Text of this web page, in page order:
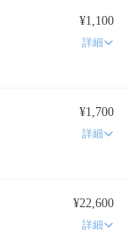
¥1,100
詳細
¥1,700
詳細
¥22,600
詳細